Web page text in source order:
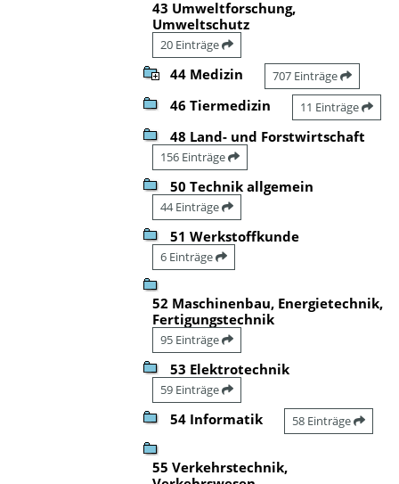
43 Umweltforschung,
Umweltschutz
20 Einträge
44 Medizin 707 Einträge
46 Tiermedizin 11 Einträge
48 Land- und Forstwirtschaft
156 Einträge
50 Technik allgemein
44 Einträge
51 Werkstoffkunde
6 Einträge
52 Maschinenbau, Energietechnik,
Fertigungstechnik
95 Einträge
53 Elektrotechnik
59 Einträge
54 Informatik 58 Einträge
55 Verkehrstechnik,